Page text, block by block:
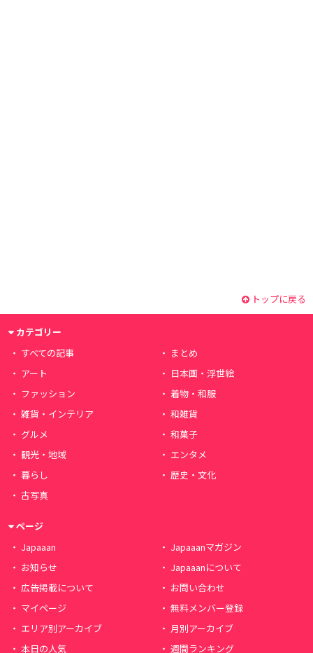
トップに戻る
カテゴリー
すべての記事
まとめ
アート
日本画・浮世絵
ファッション
着物・和服
雑貨・インテリア
和雑貨
グルメ
和菓子
観光・地域
エンタメ
暮らし
歴史・文化
古写真
ページ
Japaaan
Japaaanマガジン
お知らせ
Japaaanについて
広告掲載について
お問い合わせ
マイページ
無料メンバー登録
エリア別アーカイブ
月別アーカイブ
本日の人気
週間ランキング